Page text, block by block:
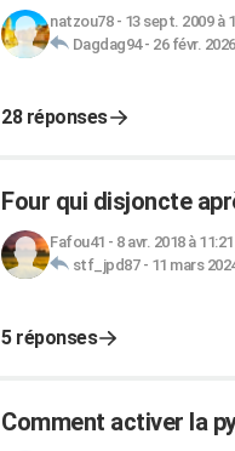
natzou78- 13 sept. 2009 à
Dagdag94- 26 févr.
28 réponses
Four qui disjoncte
Fafou41 - 8 avr. 2018 à 11:21
stf_jpd87- 11 mars
5 réponses
Comment activer la